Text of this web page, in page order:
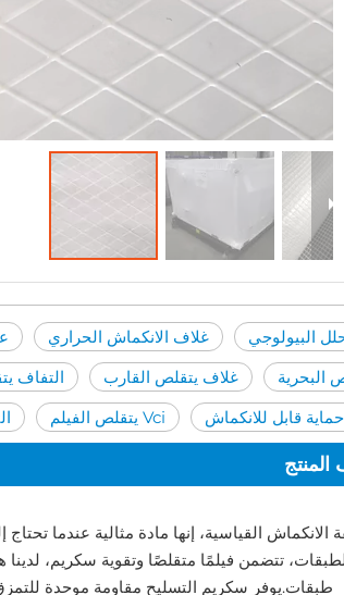
غلاف الانكماش الحراري
البيولوجي
التفاف
غلاف يتقلص القارب البحرية
Vci يتقلص الفيلم قابل للانكماش
القياسية، إنها مادة مثالية عندما تحتاج
طبقات.يوفر سكريم التسليح مقاومة موحدة